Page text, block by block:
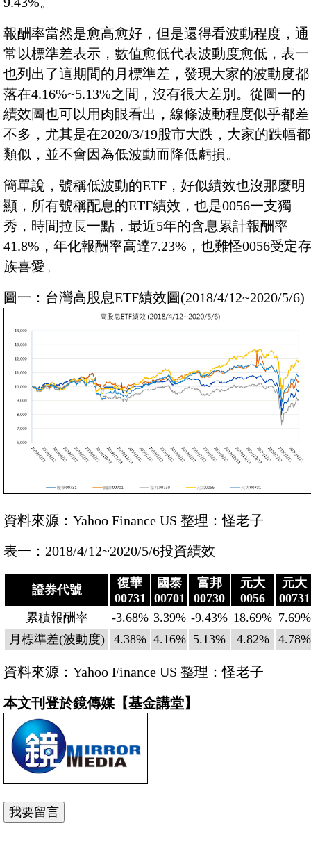
報酬率當然是愈高愈好，但是還得看波動程度，通
常以標準差表示，數值愈低代表波動度愈低，表一
也列出了這期間的月標準差，發現大家的波動度都
落在4.16%~5.13%之間，沒有很大差別。從圖一的
績效圖也可以用肉眼看出，線條波動程度似乎都差
不多，尤其是在2020/3/19股市大跌，大家的跌幅都
類似，並不會因為低波動而降低虧損。
簡單說，號稱低波動的ETF，好似績效也沒那麼明
顯，所有號稱配息的ETF績效，也是0056一支獨
秀，時間拉長一點，最近5年的含息累計報酬率
41.8%，年化報酬率高達7.23%，也難怪0056受定存
族喜愛。
圖一：台灣高股息ETF績效圖(2018/4/12~2020/5/6)
資料來源：Yahoo Finance US 整理：怪老子
表一：2018/4/12~2020/5/6投資績效
證券代號
復華
00731
國泰
00701
富邦
00730
元大
0056
元大
00731
累積報酬率
-3.68% 3.39% -9.43% 18.69% 7.69%
月標準差(波動度)
4.38% 4.16% 5.13% 4.82% 4.78%
資料來源：Yahoo Finance US 整理：怪老子
本文刊登於鏡傳媒【基金講堂】